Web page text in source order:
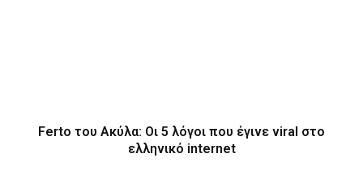
Ferto του Ακύλα: Οι 5 λόγοι που έγινε viral στο
ελληνικό internet